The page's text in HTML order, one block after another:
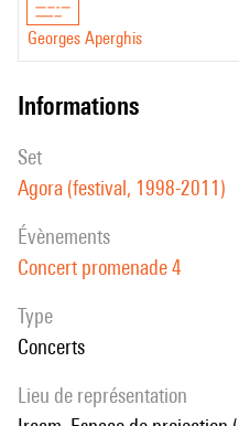
Georges Aperghis
informations
set
Agora (festival, 1998-2011)
évènements
Concert promenade 4
Type
Concerts
Lieu de représentation